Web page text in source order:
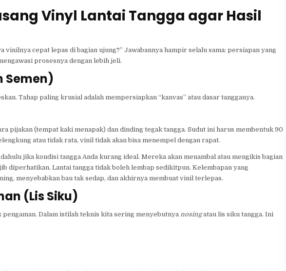
Vinyl Lantai Tangga agar Hasil
vinilnya cepat lepas di bagian ujung?” Jawabannya hampir selalu sama: persiapan yang
prosesnya dengan lebih jeli.
Semen)
Tahap paling krusial adalah mempersiapkan “kanvas” atau dasar tangganya.
pijakan (tempat kaki menapak) dan dinding tegak tangga. Sudut ini harus membentuk 90
atau tidak rata, vinil tidak akan bisa menempel dengan rapat.
jika kondisi tangga Anda kurang ideal. Mereka akan menambal atau mengikis bagian
diperhatikan. Lantai tangga tidak boleh lembap sedikitpun. Kelembapan yang
menyebabkan bau tak sedap, dan akhirnya membuat vinil terlepas.
(Lis Siku)
Dalam istilah teknis kita sering menyebutnya nosingatau lis siku tangga. Ini